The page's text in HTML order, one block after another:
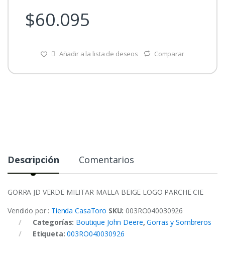
$60.095
Añadir a la lista de deseos Comparar
Descripción Comentarios
GORRA JD VERDE MILITAR MALLA BEIGE LOGO PARCHE CIE
Vendido por : Tienda CasaToro SKU: 003RO040030926
Categorías: Boutique John Deere,Gorras y Sombreros
Etiqueta:003RO040030926